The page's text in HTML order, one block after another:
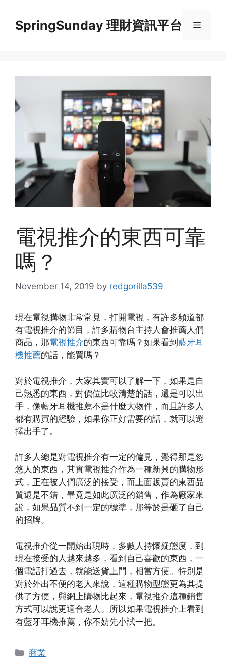
contentSpringSunday 理財資訊平台 Menu
電視推介的東西可靠
嗎？
November 14, 2019 by redgorilla539
現在電視購物非常常見，打開電視，有許多頻道都
有電視推介的節目，許多購物台主持人會推薦人們
商品，那電視推介的東西可靠嗎？如果看到 藍牙耳
機推薦的話，能買嗎？
對於電視推介，大家其實可以了解一下，如果是自
己熟悉的東西，對價位比較清楚的話，還是可以出
手，像藍牙耳機推薦不是什麼大物件，而且許多人
都有購買的經驗，如果你正好需要的話，就可以選
擇出手了。
許多人總是對電視推介有一定的偏見，覺得那是忽
悠人的東西，其實電視推介作為一種新興的購物形
式，正在被人們廣泛的接受，而上面販賣的東西品
質還是不錯，畢竟是如此廣泛的銷售，作為廠家來
說，如果品質不到一定的標準，那等於是砸了自己
的招牌。
電視推介從一開始出現時，多數人持懷疑態度，到
現在接受的人越來越多，看到自己喜歡的東西，一
個電話打過去，就能送貨上門，相當方便。特別是
對於外出不便的老人來說，這種購物型態更為其提
供了方便，與網上購物比起來，電視推介這種銷售
方式可以說更適合老人。所以如果電視推介上看到
有藍牙耳機推薦，你不妨先小試一把。
Categories
商業